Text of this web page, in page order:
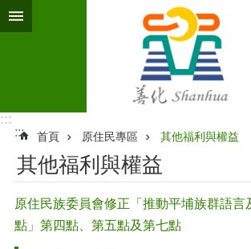
跳到主要內容區塊
:::
:::
首頁 原住民專區 其他福利與權益
其他福利與權益
原住民族委員會修正「推動平埔族群語言
點」第四點、第五點及第七點